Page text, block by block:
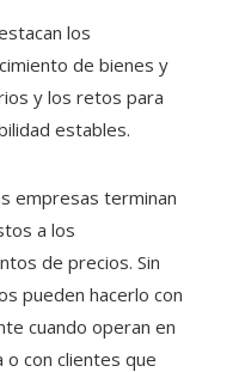
los
de bienes y
y los retos para
estables.
empresas terminan
a los
de precios. Sin
pueden hacerlo con
cuando operan en
con clientes que